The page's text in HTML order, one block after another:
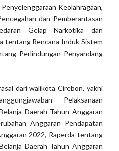
Keolahragaan,
dan Pemberantasan
Gelap Narkotika dan
tentang Rencana Induk Sistem
Perlindungan Penyandang
dari walikota Cirebon, yakni
Pelaksanaan
Daerah Tahun Anggaran
Anggaran Pendapatan
2022, Raperda tentang
Daerah Tahun Anggaran